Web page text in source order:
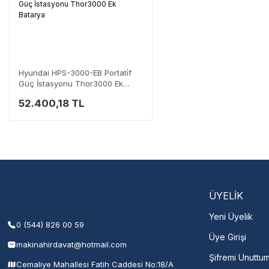
Hyundai HPS-3000-EB Portati̇f
Güç İstasyonu Thor3000 Ek
52.400,18 TL
0 (544) 826 00 59
makinahirdavat@hotmail.com
Cemaliye Mahallesi Fatih Caddesi No:18/A
ÜYELİK
Yeni Üyelik
Üye Girişi
Şifremi Unuttum